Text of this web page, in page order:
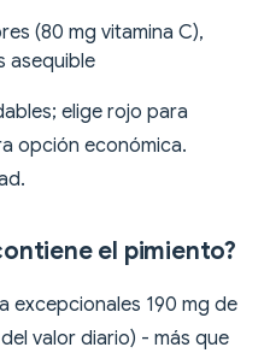
(80 mg vitamina C),
asequible
elige rojo para
opción económica.
el pimiento?
excepcionales 190 mg de
valor diario) - más que